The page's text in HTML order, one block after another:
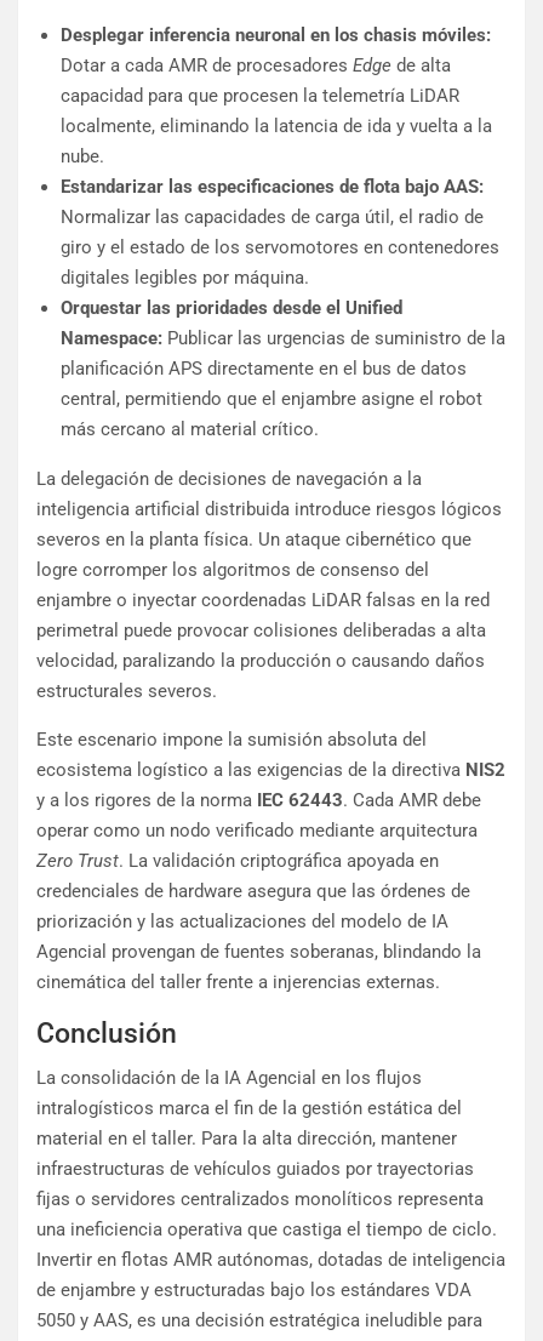
Desplegar inferencia neuronal en los chasis móviles:
Dotar a cada AMR de procesadores Edge de alta
capacidad para que procesen la telemetría LiDAR
localmente, eliminando la latencia de ida y vuelta a la
nube.
Estandarizar las especificaciones de flota bajo AAS:
Normalizar las capacidades de carga útil, el radio de
giro y el estado de los servomotores en contenedores
digitales legibles por máquina.
Orquestar las prioridades desde el Unified
Namespace: Publicar las urgencias de suministro de la
planificación APS directamente en el bus de datos
central, permitiendo que el enjambre asigne el robot
más cercano al material crítico.
La delegación de decisiones de navegación a la
inteligencia artificial distribuida introduce riesgos lógicos
severos en la planta física. Un ataque cibernético que
logre corromper los algoritmos de consenso del
enjambre o inyectar coordenadas LiDAR falsas en la red
perimetral puede provocar colisiones deliberadas a alta
velocidad, paralizando la producción o causando daños
estructurales severos.
Este escenario impone la sumisión absoluta del
ecosistema logístico a las exigencias de la directiva NIS2
y a los rigores de la norma IEC 62443. Cada AMR debe
operar como un nodo verificado mediante arquitectura
Zero Trust. La validación criptográfica apoyada en
credenciales de hardware asegura que las órdenes de
priorización y las actualizaciones del modelo de IA
Agencial provengan de fuentes soberanas, blindando la
cinemática del taller frente a injerencias externas.
Conclusión
La consolidación de la IA Agencial en los flujos
intralogísticos marca el fin de la gestión estática del
material en el taller. Para la alta dirección, mantener
infraestructuras de vehículos guiados por trayectorias
fijas o servidores centralizados monolíticos representa
una ineficiencia operativa que castiga el tiempo de ciclo.
Invertir en flotas AMR autónomas, dotadas de inteligencia
de enjambre y estructuradas bajo los estándares VDA
5050 y AAS, es una decisión estratégica ineludible para